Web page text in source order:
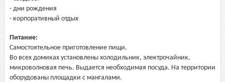
- дни рождения
- корпоративный отдых
Питание:
Самостоятельное приготовление пищи.
Во всех домиках установлены холодильник, электрочайник,
микроволновая печь. Выдается необходимая посуда. На территории
оборудованы площадки с мангалами.